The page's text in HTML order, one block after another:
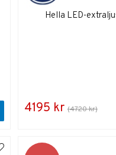
Hella LED-
4195 kr (4720 kr)